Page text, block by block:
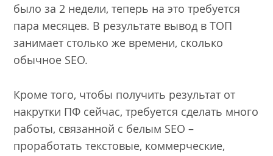
было за 2 недели, теперь на это требуется
пара месяцев. В результате вывод в ТОП
занимает столько же времени, сколько
обычное SEO.
Кроме того, чтобы получить результат от
накрутки ПФ сейчас, требуется сделать много
работы, связанной с белым SEO –
проработать текстовые, коммерческие,